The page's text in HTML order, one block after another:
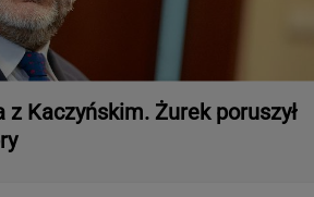
z Kaczyńskim. Żurek poruszył